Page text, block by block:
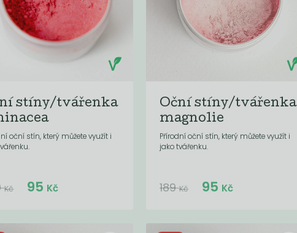
stíny/tvářenka
oční stín, který můžete využít i
Do košíku:
Kč 95 Kč
Oční stíny/tvářenka
magnolie
Přírodní oční stín, který můžete využít i
jako tvářenku.
Do košíku:
189Kč 95 Kč